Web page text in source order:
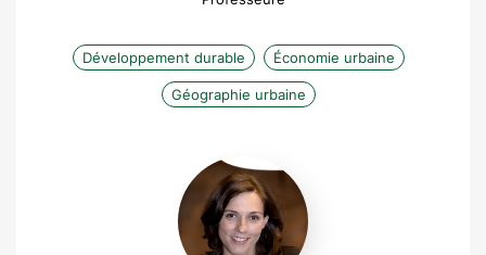
Développement durable Économie urbaine
Géographie urbaine
Caroline
Datchary